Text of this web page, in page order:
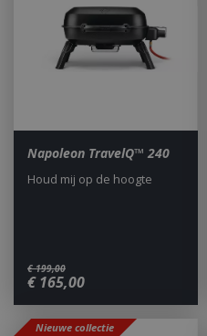
Napoleon TravelQ™ 240
€ 199,00
€ 165,00
Houd mij op de hoogte
Nieuwe collectie